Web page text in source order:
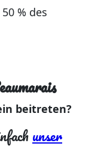
% des
beitreten?
unser